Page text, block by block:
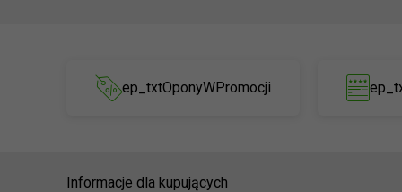
ep_txtOponyWPromocji
Informacje dla kupujących